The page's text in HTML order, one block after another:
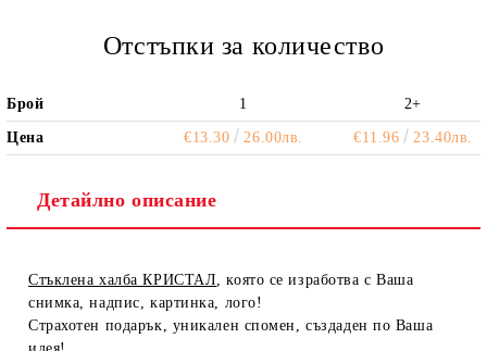
Отстъпки за количество
Брой 1 2+
Цена €13.30 26.00лв. €11.96 23.40лв.
Детайлно описание
Стъклена халба КРИСТАЛ, която се изработва с Ваша
снимка, надпис, картинка, лого!
Страхотен подарък, уникален спомен, създаден по Ваша